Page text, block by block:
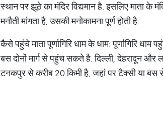
स्थान पर झूठे का मंदिर विद्यमान है. इसलिए माता के
मनौती मांगता है, उसकी मनोकामना पूर्ण होती है.
कैसे पहुंचे माता पूर्णागिरि धाम के धाम: पूर्णागिरि
बस दोनों मार्ग से पहुंच सकते है. दिल्ली, देहरादून
टनकपुर से करीब 20 किमी है, जहां पर टैक्सी या